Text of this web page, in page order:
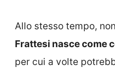
Allo stesso tempo,
Frattesi nasce come
per cui a volte